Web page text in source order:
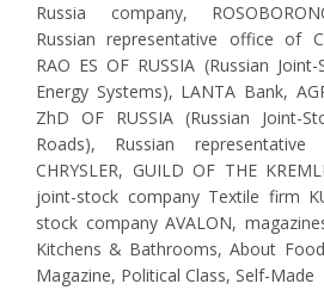
Russia company,
Russian representative office of
RAO ES OF RUSSIA (Russian
Energy Systems), LANTA Bank,
ZhD OF RUSSIA (Russian Joint-
Roads), Russian
CHRYSLER, GUILD OF THE
joint-stock company Textile firm
stock company AVALON,
Kitchens & Bathrooms, About
Magazine, Political Class, Self-Made